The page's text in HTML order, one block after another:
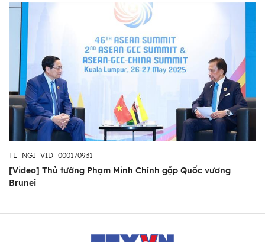
TL_NGI_VID_000170931
[Video] Thủ tướng Phạm Minh Chính gặp Quốc vương
Brunei